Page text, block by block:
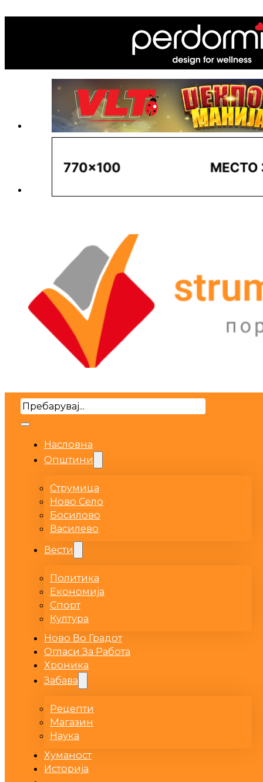
Search
Насловна
Општини
Струмица
Ново Село
Босилово
Василево
Вести
Политика
Економија
Спорт
Култура
Ново Во Градот
Огласи За Работа
Хроника
Забава
Рецепти
Магазин
Наука
Хуманост
Историја